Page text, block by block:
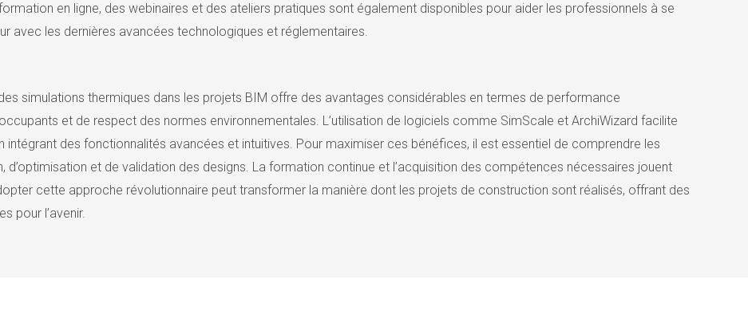
en ligne, des webinaires et des ateliers pratiques sont également disponibles pour aider les professionnels à se
avec les dernières avancées technologiques et réglementaires.
simulations thermiques dans les projets BIM offre des avantages considérables en termes de performance
et de respect des normes environnementales. L’utilisation de logiciels comme SimScale et ArchiWizard facilite
intégrant des fonctionnalités avancées et intuitives. Pour maximiser ces bénéfices, il est essentiel de comprendre les
d’optimisation et de validation des designs. La formation continue et l’acquisition des compétences nécessaires jouent
cette approche révolutionnaire peut transformer la manière dont les projets de construction sont réalisés, offrant des
pour l’avenir.